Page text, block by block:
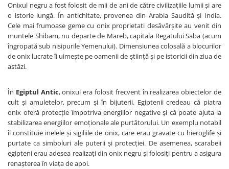
Onixul negru a fost folosit de mii de ani de către civilizațiile lumii și are
o istorie lungă. În antichitate, provenea din Arabia Saudită și India.
Cele mai frumoase geme cu onix proprietati desăvârșite au venit din
muntele Shibam, nu departe de Mareb, capitala Regatului Saba (acum
îngropată sub nisipurile Yemenului). Dimensiunea colosală a blocurilor
de onix lucrate îi uimește pe oamenii de știință și pe istoricii din ziua de
astăzi.
În Egiptul Antic, onixul era folosit frecvent în realizarea obiectelor de
cult și amuletelor, precum și în bijuterii. Egiptenii credeau că piatra
onix oferă protecție împotriva energiilor negative și că poate ajuta la
stabilizarea energiilor emoționale ale purtătorului. Un exemplu notabil
îl constituie inelele și sigiliile de onix, care erau gravate cu hieroglife și
purtate ca simboluri ale puterii și protecției. De asemenea, scarabeii
egipteni erau adesea realizați din onix negru și folosiți pentru a asigura
renașterea în viața de apoi.